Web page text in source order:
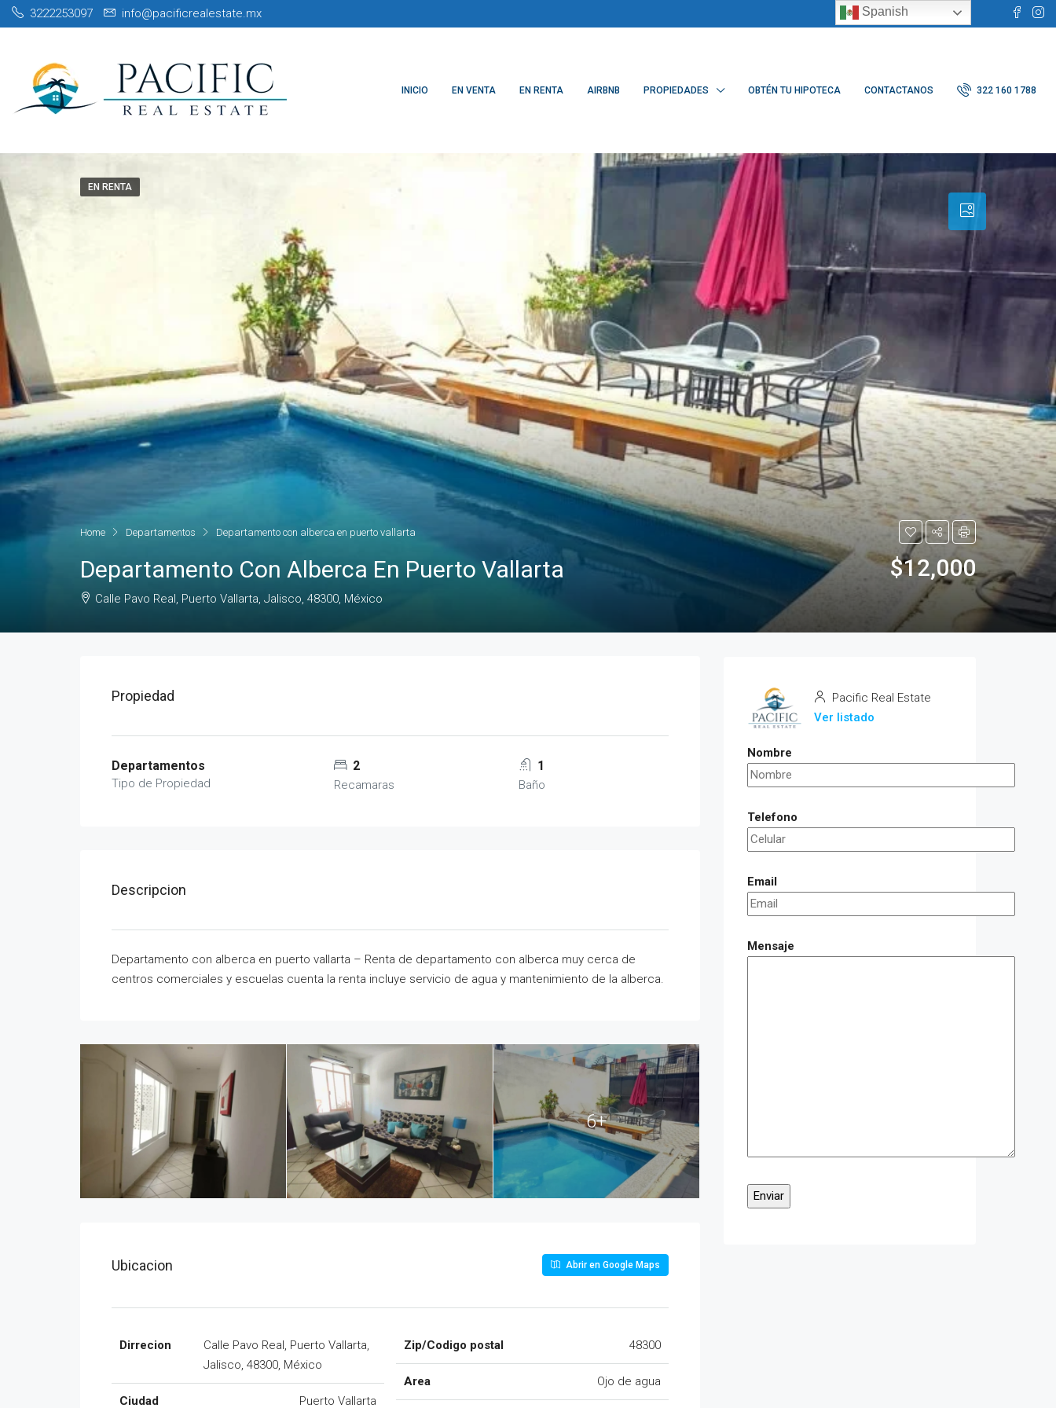
3222253097 info@pacificrealestate.mx
INICIO EN VENTA EN RENTA AIRBNB PROPIEDADES OBTÉN TU HIPOTECA CONTACTANOS 322 160 1788
EN RENTA
Home Departamentos Departamento con alberca en puerto vallarta
Departamento Con Alberca En Puerto Vallarta $12,000
Calle Pavo Real, Puerto Vallarta, Jalisco, 48300, México
Propiedad
Departamentos
Tipo de Propiedad
2
Recamaras
1
Baño
Descripcion
Departamento con alberca en puerto vallarta – Renta de departamento con alberca muy cerca de
centros comerciales y escuelas cuenta la renta incluye servicio de agua y mantenimiento de la alberca.
6+
Ubicacion Abrir en Google Maps
Dirrecion
Calle Pavo Real, Puerto Vallarta,
Jalisco, 48300, México
Ciudad Puerto Vallarta
Zip/Codigo postal 48300
Area Ojo de agua
Pacific Real Estate
Ver listado
Nombre
Telefono
Email
Mensaje
Spanish